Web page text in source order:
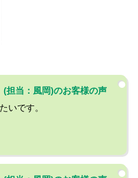
担当：風岡)のお客様の声
いです。